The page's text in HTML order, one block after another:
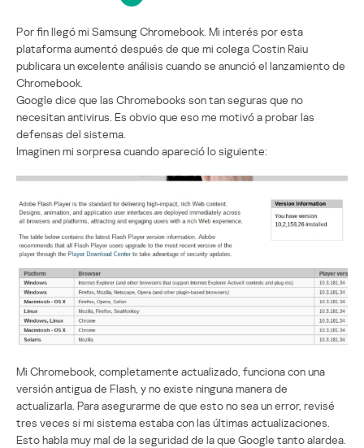
Por fin llegó mi Samsung Chromebook. Mi interés por esta
plataforma aumentó después de que mi colega Costin Raiu
publicara un excelente análisis cuando se anunció el lanzamiento de
Chromebook.
Google dice que las Chromebooks son tan seguras que no
necesitan antivirus. Es obvio que eso me motivó a probar las
defensas del sistema.
Imaginen mi sorpresa cuando apareció lo siguiente:
Mi Chromebook, completamente actualizado, funciona con una
versión antigua de Flash, y no existe ninguna manera de
actualizarla. Para asegurarme de que esto no sea un error, revisé
tres veces si mi sistema estaba con las últimas actualizaciones.
Esto habla muy mal de la seguridad de la que Google tanto alardea.